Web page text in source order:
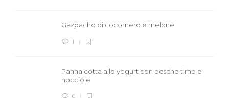
Gazpacho di cocomero e melone
1
Panna cotta allo yogurt con pesche timo e
nocciole
0